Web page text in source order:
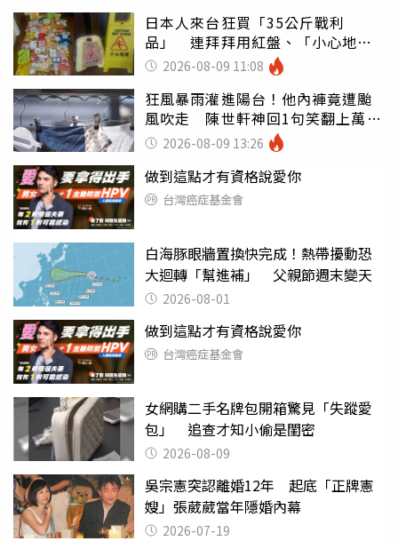
日本人來台狂買「35公斤戰利
品」 連拜拜用紅盤、「小心地
滑」告示牌也帶回家
2026-08-09 11:08
狂風暴雨灌進陽台！他內褲竟遭颱
風吹走 陳世軒神回1句笑翻上萬網
友 2026-08-09 13:26
做到這點才有資格說愛你
台灣癌症基金會
白海豚眼牆置換快完成！熱帶擾動恐
大迴轉「幫進補」 父親節週末變天
2026-08-01
做到這點才有資格說愛你
台灣癌症基金會
女網購二手名牌包開箱驚見「失蹤愛
包」 追查才知小偷是閨密
2026-08-09
吳宗憲突認離婚12年 起底「正牌憲
嫂」張葳葳當年隱婚內幕
2026-07-19